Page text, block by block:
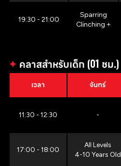
19:30 - 21:00
Sparring
Clinching +
✦ คลาสสำหรับเด็ก (01 ชม.)
เวลา จันทร์
11:30 - 12:30 -
17:00 - 18:00
All Levels
4-10 Years Old